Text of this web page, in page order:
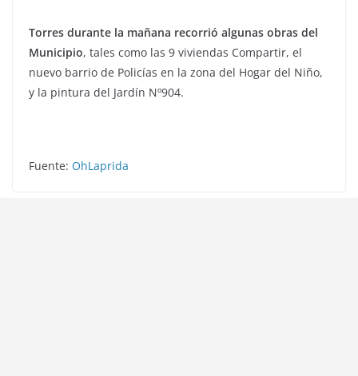
Torres durante la mañana recorrió algunas obras del
Municipio, tales como las 9 viviendas Compartir, el
nuevo barrio de Policías en la zona del Hogar del Niño,
y la pintura del Jardín Nº904.
Fuente: OhLaprida